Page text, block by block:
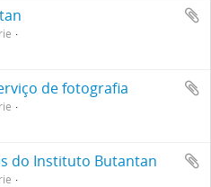
de fotografia
do Instituto Butantan